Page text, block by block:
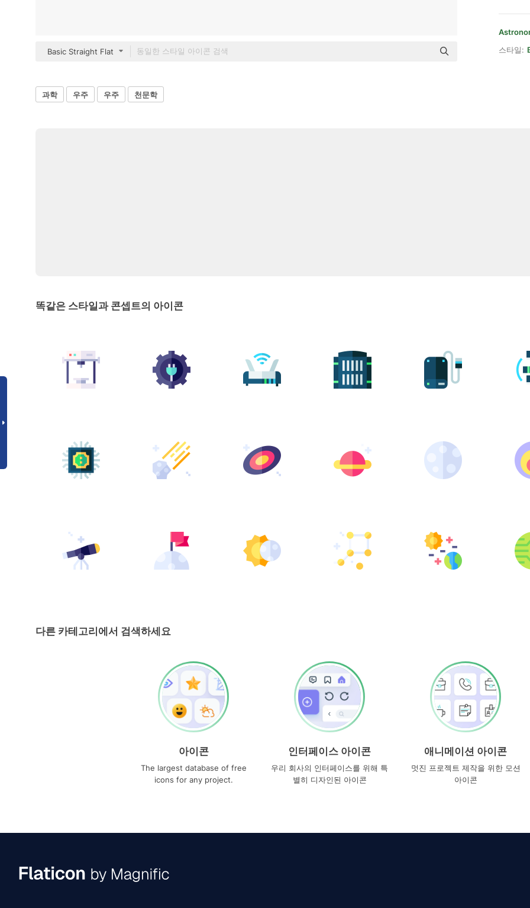
Basic Straight Flat
스타일:
과학 우주 우주 천문학
똑같은 스타일과 콘셉트의 아이콘
다른 카테고리에서 검색하세요
아이콘
The largest database of free
icons for any project.
인터페이스 아이콘
우리 회사의 인터페이스를 위해 특
별히 디자인된 아이콘
애니메이션 아이콘
멋진 프로젝트 제작을 위한 모션
아이콘